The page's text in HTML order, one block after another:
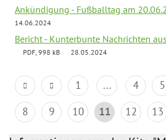
Ankündigung - Fußballtag am
14.06.2024
Bericht - Kunterbunte Nachrichten
PDF, 998 kB 28.05.2024
1 ... 4 5
8
9 10 11 12 13